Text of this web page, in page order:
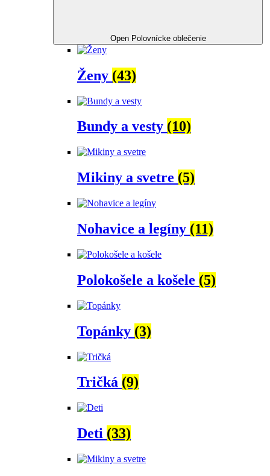
Open Polovnícke oblečenie
Ženy (43)
Bundy a vesty (10)
Mikiny a svetre (5)
Nohavice a legíny (11)
Polokošele a košele (5)
Topánky (3)
Tričká (9)
Deti (33)